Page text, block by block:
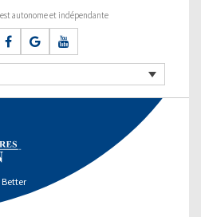
autonome et indépendante